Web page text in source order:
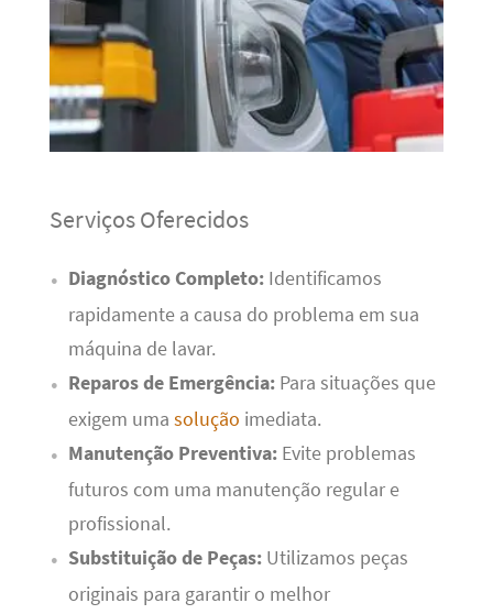
Serviços Oferecidos
Diagnóstico Completo:Identificamos
rapidamente a causa do problema em sua
máquina de lavar.
Reparos de Emergência:Para situações que
exigem uma solução imediata.
Manutenção Preventiva:Evite problemas
futuros com uma manutenção regular e
profissional.
Substituição de Peças:Utilizamos peças
originais para garantir o melhor